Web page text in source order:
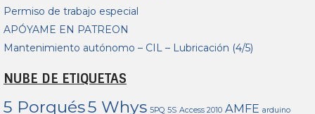
Permiso de trabajo especial
APÓYAME EN PATREON
Mantenimiento autónomo – CIL – Lubricación (4/5)
NUBE DE ETIQUETAS
5 Porqués5 Whys 5PQ 5S Access 2010 AMFE arduino